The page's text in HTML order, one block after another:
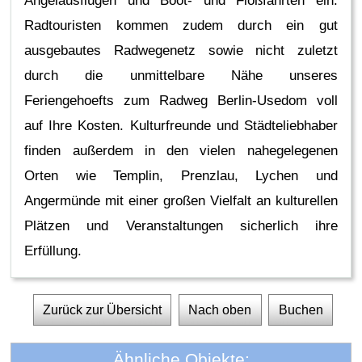
Radtouristen kommen zudem durch ein gut
ausgebautes Radwegenetz sowie nicht zuletzt
durch die unmittelbare Nähe unseres
Feriengehoefts zum Radweg Berlin-Usedom voll
auf Ihre Kosten. Kulturfreunde und Städteliebhaber
finden außerdem in den vielen nahegelegenen
Orten wie Templin, Prenzlau, Lychen und
Angermünde mit einer großen Vielfalt an kulturellen
Plätzen und Veranstaltungen sicherlich ihre
Erfüllung.
Zurück zur Übersicht Nach oben Buchen